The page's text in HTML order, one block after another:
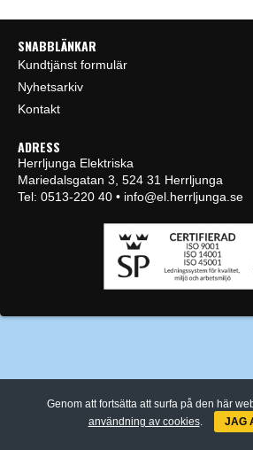
SNABBLÄNKAR
Kundtjänst formulär
Nyhetsarkiv
Kontakt
ADRESS
Herrljunga Elektriska
Mariedalsgatan 3, 524 31 Herrljunga
Tel: 0513-220 40 • info@el.herrljunga.se
Genom att fortsätta att surfa på den här
användning av cookies. JAG